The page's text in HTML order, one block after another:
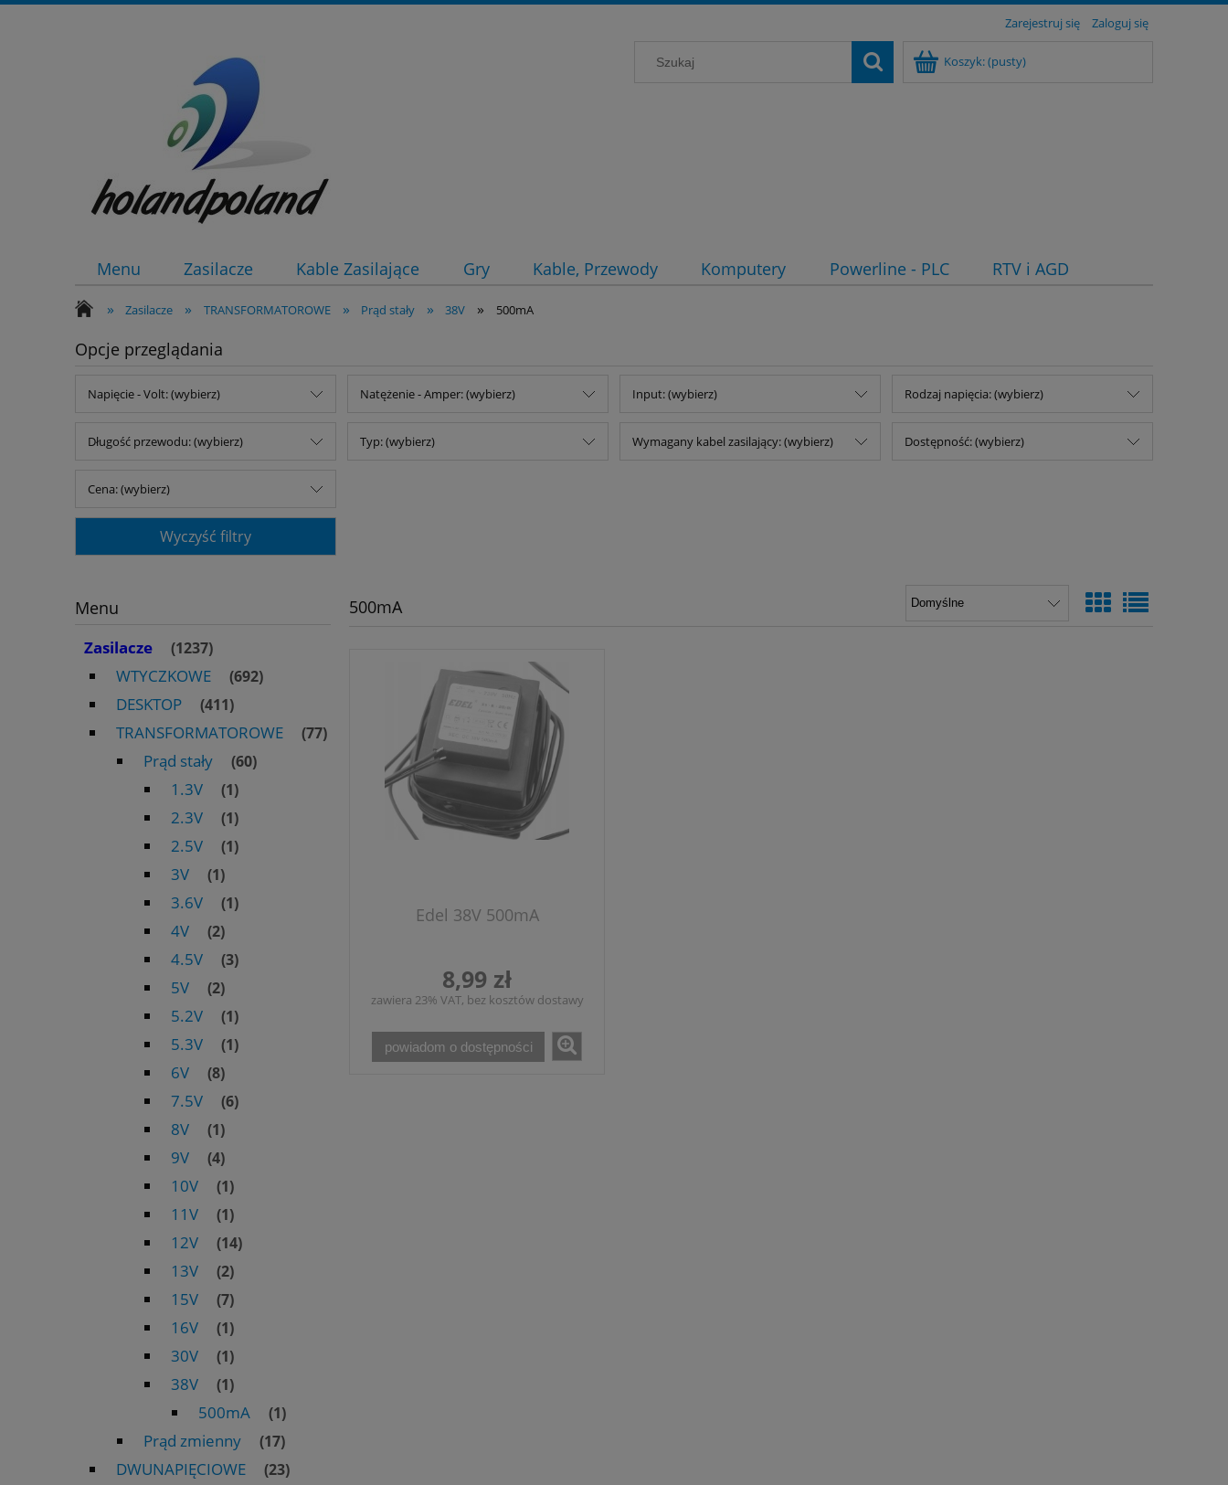
Zarejestruj się Zaloguj się
Koszyk:(pusty)
Menu Zasilacze Kable Zasilające Gry Kable, Przewody Komputery Powerline - PLC RTV i AGD
» Zasilacze » TRANSFORMATOROWE » Prąd stały » 38V » 500mA
Opcje przeglądania
Napięcie - Volt: (wybierz) Natężenie - Amper: (wybierz) Input: (wybierz) Rodzaj napięcia: (wybierz)
Długość przewodu: (wybierz) Typ: (wybierz) Wymagany kabel zasilający: (wybierz) Dostępność: (wybierz)
Cena: (wybierz)
Wyczyść filtry
Menu
Zasilacze
(1237)
WTYCZKOWE (692)
DESKTOP (411)
TRANSFORMATOROWE (77)
Prąd stały (60)
1.3V (1)
2.3V (1)
2.5V (1)
3V (1)
3.6V (1)
4V (2)
4.5V (3)
5V (2)
5.2V (1)
5.3V (1)
6V (8)
7.5V (6)
8V (1)
9V (4)
10V (1)
11V (1)
12V (14)
13V (2)
15V (7)
16V (1)
30V (1)
38V (1)
500mA (1)
Prąd zmienny (17)
DWUNAPIĘCIOWE (23)
500mA
Edel 38V 500mA
8,99 zł
zawiera 23% VAT, bez kosztów dostawy
powiadom o dostępności